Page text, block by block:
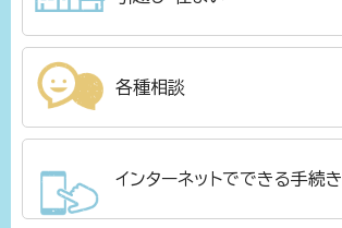
各種相談
インターネットでできる手続き